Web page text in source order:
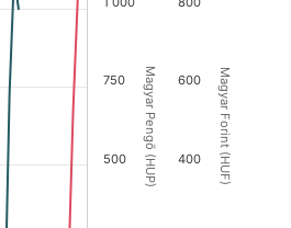
Magyar Pengő (HUP) Magyar Forint (HUF)
500
750
400
600